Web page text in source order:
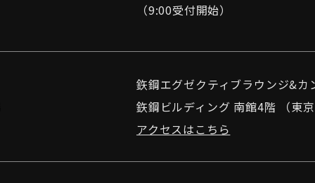
（9:00受付開始）
鉃鋼エグゼクティブラウンジ&カ
鉃鋼ビルディング 南館4階
（東
アクセスはこちら